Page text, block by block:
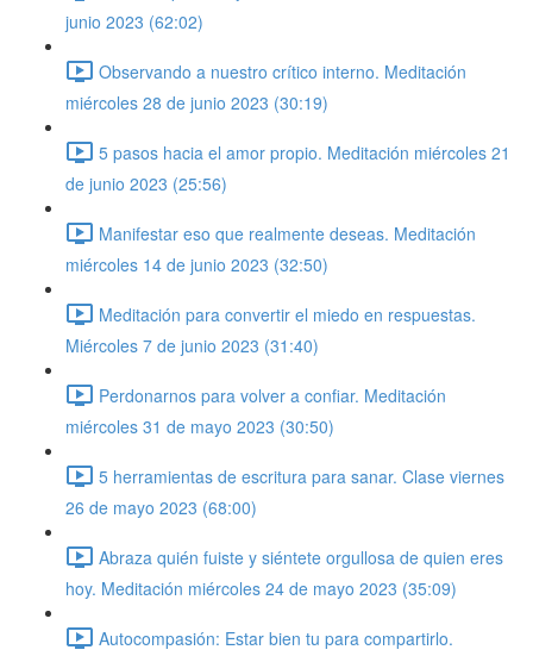
junio 2023 (62:02)
Observando a nuestro crítico interno. Meditación
miércoles 28 de junio 2023 (30:19)
5 pasos hacia el amor propio. Meditación miércoles 21
de junio 2023 (25:56)
Manifestar eso que realmente deseas. Meditación
miércoles 14 de junio 2023 (32:50)
Meditación para convertir el miedo en respuestas.
Miércoles 7 de junio 2023 (31:40)
Perdonarnos para volver a confiar. Meditación
miércoles 31 de mayo 2023 (30:50)
5 herramientas de escritura para sanar. Clase viernes
26 de mayo 2023 (68:00)
Abraza quién fuiste y siéntete orgullosa de quien eres
hoy. Meditación miércoles 24 de mayo 2023 (35:09)
Autocompasión: Estar bien tu para compartirlo.